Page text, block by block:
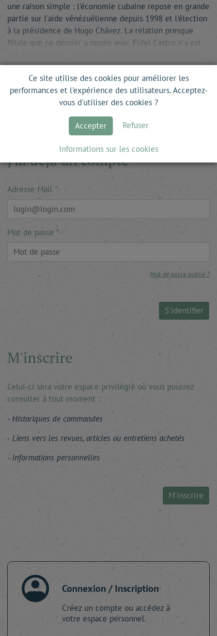
une raison simple : l'économie cubaine repose en grande
partie sur l'aide vénézuélienne depuis 1998 et l'élection
à la présidence de Hugo Chávez. La relation presque
filiale que ce dernier a nouée avec Fidel Castro n'y est
années, le Venezuela est devenu le premier …
Ce site est en accès libre. Pour lire la suite, il
vous suffit de vous inscrire.
J'ai déjà un compte
Adresse Mail
Mot de passe
Mot de passe oublié ?
S'identifier
M'inscrire
Celui-ci sera votre espace privilégié où vous pourrez
consulter à tout moment :
Historiques de commandes
Liens vers les revues, articles ou entretiens achetés
Informations personnelles
M'inscrire
Connexion / Inscription
Créez un compte ou accédez à
votre espace personnel.
Ce site utilise des cookies pour améliorer les
performances et l'expérience des utilisateurs. Acceptez-
vous d'utiliser des cookies ?
Accepter Refuser
Informations sur les cookies